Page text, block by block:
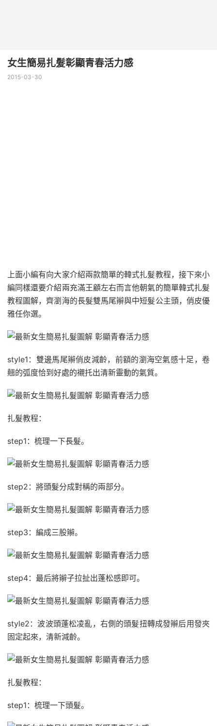
女生簡易扎髮彰顯青春活力感
2015-03-30
上面小編有向大家介紹兩款簡單的韓式扎髮教程，接下來小
編同樣還要介紹兩充滿王顧左右而言他朝氣的簡單韓式扎髮
教程圖解，齊瀏海的長髮雙馬尾辮與中短髮公主頭，俏皮優
雅任你選。
style1：雙邊馬尾辮俏皮減齡，前額的瀏海空氣感十足，卷
翹的弧度恰到好處的襯托出清新靈動的氣質。
扎髮教程：
step1：梳理一下長髮。
step2：將頭髮分成對稱的兩部分。
step3：編成三股辮。
step4：最后將辮子拉扯出蓬松感即可。
style2：波波頭蓬松凌亂，右側的頭髮扭轉成發辮后用發夾
固定起來，清新減齡。
扎髮教程：
step1：梳理一下頭髮。